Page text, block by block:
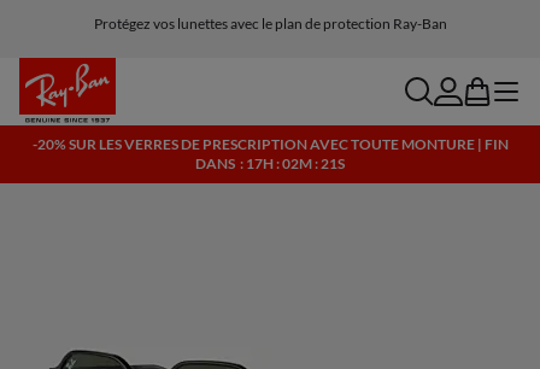
Livraison et retours gratuits, lunettes IA incluses
Protégez vos lunettes avec le plan de protection Ray-Ban
searchaccount
bag menu
-20% SUR LES VERRES DE PRESCRIPTION AVEC TOUTE MONTURE | FIN
DANS : 17H : 02M : 21S